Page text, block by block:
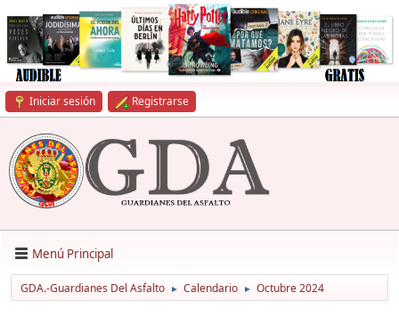
Iniciar sesión Registrarse
Menú Principal
GDA.-Guardianes Del Asfalto ► Calendario ► Octubre 2024